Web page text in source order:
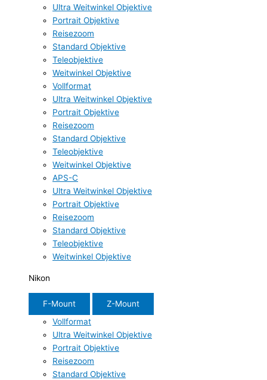
Ultra Weitwinkel Objektive
Portrait Objektive
Reisezoom
Standard Objektive
Teleobjektive
Weitwinkel Objektive
Vollformat
Ultra Weitwinkel Objektive
Portrait Objektive
Reisezoom
Standard Objektive
Teleobjektive
Weitwinkel Objektive
APS-C
Ultra Weitwinkel Objektive
Portrait Objektive
Reisezoom
Standard Objektive
Teleobjektive
Weitwinkel Objektive
Nikon
F-Mount
Z-Mount
Vollformat
Ultra Weitwinkel Objektive
Portrait Objektive
Reisezoom
Standard Objektive